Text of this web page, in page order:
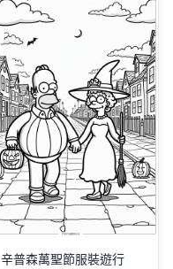
辛普森萬聖節服裝遊行